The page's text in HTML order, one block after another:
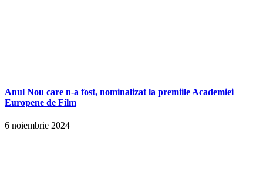
Anul Nou care n-a fost, nominalizat la premiile Academiei
Europene de Film
6 noiembrie 2024